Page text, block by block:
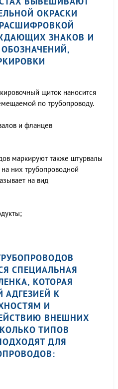
ОКРАСКИ
ЗНАКОВ И
щиток наносится
по трубопроводу.
и фланцев
маркируют также штурвалы
них трубопроводной
на вид
СПЕЦИАЛЬНАЯ
КОТОРАЯ
АДГЕЗИЕЙ К
И
ВНЕШНИХ
ТИПОВ
ДЛЯ